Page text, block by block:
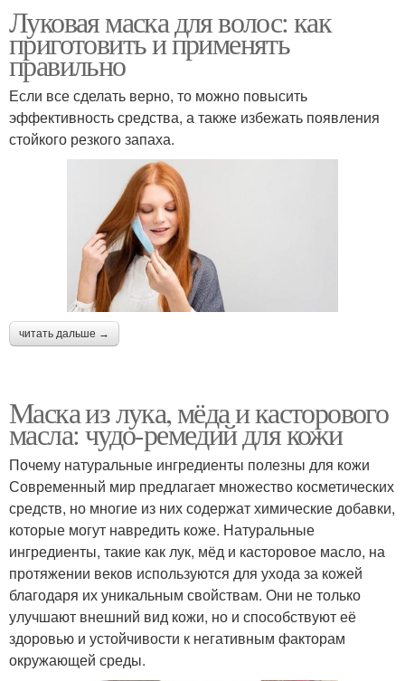
Луковая маска для волос: как
приготовить и применять
правильно
Если все сделать верно, то можно повысить
эффективность средства, а также избежать появления
стойкого резкого запаха.
читать дальше →
Маска из лука, мёда и касторового
масла: чудо-ремедий для кожи
Почему натуральные ингредиенты полезны для кожи
Современный мир предлагает множество косметических
средств, но многие из них содержат химические добавки,
которые могут навредить коже. Натуральные
ингредиенты, такие как лук, мёд и касторовое масло, на
протяжении веков используются для ухода за кожей
благодаря их уникальным свойствам. Они не только
улучшают внешний вид кожи, но и способствуют её
здоровью и устойчивости к негативным факторам
окружающей среды.